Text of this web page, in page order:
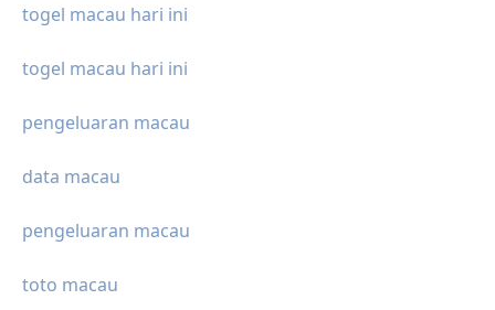
togel macau hari ini
togel macau hari ini
pengeluaran macau
data macau
pengeluaran macau
toto macau